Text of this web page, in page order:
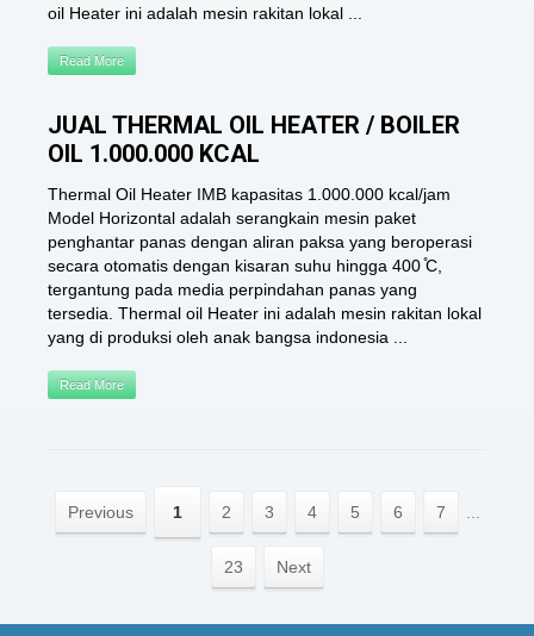
oil Heater ini adalah mesin rakitan lokal ...
Read More
JUAL THERMAL OIL HEATER / BOILER
OIL 1.000.000 KCAL
Thermal Oil Heater IMB kapasitas 1.000.000 kcal/jam
Model Horizontal adalah serangkain mesin paket
penghantar panas dengan aliran paksa yang beroperasi
secara otomatis dengan kisaran suhu hingga 400 ̊C,
tergantung pada media perpindahan panas yang
tersedia. Thermal oil Heater ini adalah mesin rakitan lokal
yang di produksi oleh anak bangsa indonesia ...
Read More
Previous 1 2 3 4 5 6 7
23 Next